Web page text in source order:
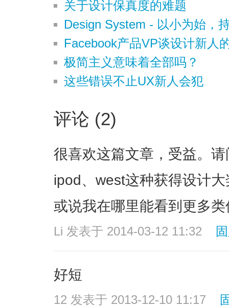
关于设计保真度的难题
Design System - 以小为始，
Facebook产品VP谈设计新人
极简主义意味着全部吗？
这些错误不止UX新人会犯
评论 (2)
很喜欢这篇文章，受益。
ipod、west这种获得设计
或说我在哪里能看到更多
Li 发表于 2014-03-12 11:32
好短
12 发表于 2013-12-10 11:17